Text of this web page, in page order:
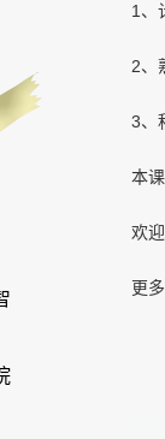
1、
2、
3、
本
欢
更